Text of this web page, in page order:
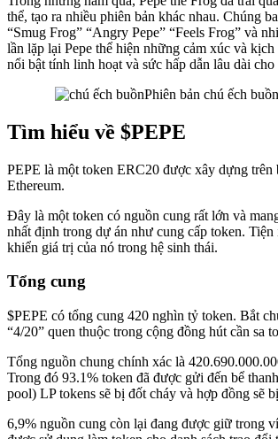
thể, tạo ra nhiều phiên bản khác nhau. Chúng
“Smug Frog” “Angry Pepe” “Feels Frog” và
lần lặp lại Pepe thể hiện những cảm xúc và
nổi bật tính linh hoạt và sức hấp dẫn lâu dài cho
Phiên bản chú ếch
Tìm hiểu về $PEPE
PEPE là một token ERC20 được xây dựng trên
Ethereum.
Đây là một token có nguồn cung rất lớn và
nhất định trong dự án như cung cấp token. Tiện
khiển giá trị của nó trong hệ sinh thái.
Tổng cung
$PEPE có tổng cung 420 nghìn tỷ token. Bắt
“4/20” quen thuộc trong cộng đồng hút cần sa
Tổng nguồn chung chính xác là
Trong đó 93.1% token đã được gửi đến bể
pool) LP tokens sẽ bị đốt cháy và hợp đồng sẽ
6,9% nguồn cung còn lại đang được giữ trong